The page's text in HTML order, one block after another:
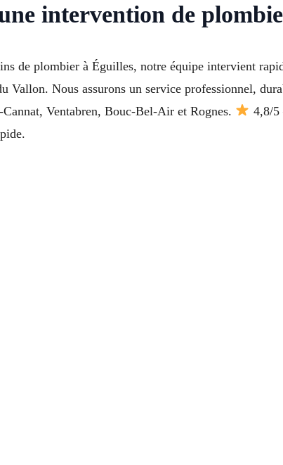
intervention de
de plombier à Éguilles, notre équipe intervient
Vallon. Nous assurons un service professionnel,
Ventabren, Bouc-Bel-Air et Rognes.
4,8/5